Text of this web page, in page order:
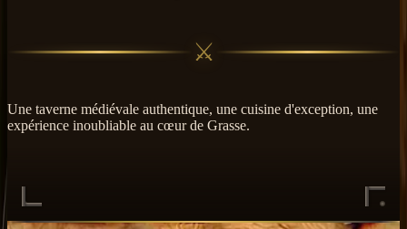
⚔
Une taverne médiévale authentique, une cuisine d'exception, une
expérience inoubliable au cœur de Grasse.